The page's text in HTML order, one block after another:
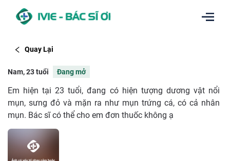
Quay Lại
Nam, 23 tuổi Đang mở
Em hiện tại 23 tuổi, đang có hiện tượng dương vật nổi
mụn, sưng đỏ và mặn ra như mụn trứng cá, có cả nhân
mụn. Bác sĩ có thể cho em đơn thuốc không ạ